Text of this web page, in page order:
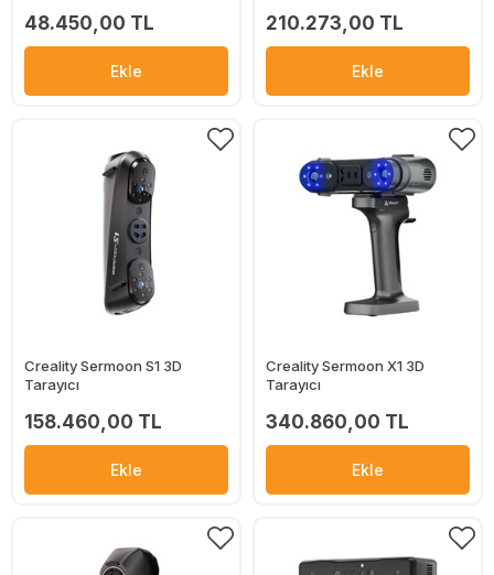
48.450,00 TL
Ekle
210.273,00 TL
Ekle
Creality Sermoon S1 3D
Tarayıcı
158.460,00 TL
Ekle
Creality Sermoon X1 3D
Tarayıcı
340.860,00 TL
Ekle